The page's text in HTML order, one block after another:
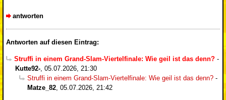
antworten
Antworten auf diesen Eintrag:
Struffi in einem Grand-Slam-Viertelfinale: Wie geil ist das denn? -
Kutte92-, 05.07.2026, 21:30
Struffi in einem Grand-Slam-Viertelfinale: Wie geil ist das denn? -
Matze_82, 05.07.2026, 21:42